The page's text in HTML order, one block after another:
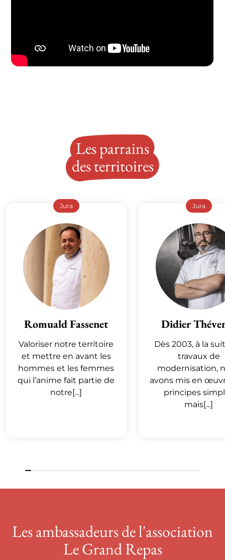
Les parrains
des territoires
Jura
Romuald Fassenet
Valoriser notre territoire
et mettre en avant les
hommes et les femmes
qui l’anime fait partie de
notre[...]
Jura
Didier
Dès 2003, à la
travaux de
modernisation,
avons mis en
principes
mais[...]
Les ambassadeurs de l'association
Le Grand Repas